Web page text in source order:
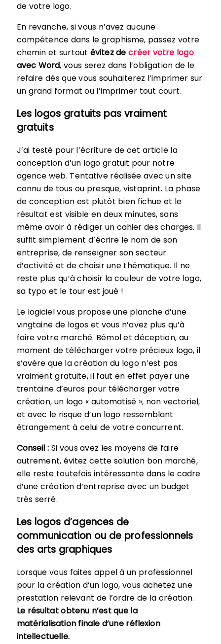
de votre logo.
En revanche, si vous n’avez aucune
compétence dans le graphisme, passez votre
chemin et surtout évitez decréer votre logo
avec Word, vous serez dans l’obligation de le
refaire dès que vous souhaiterez l’imprimer sur
un grand format ou l’imprimer tout court.
Les logos gratuits pas vraiment
gratuits
J’ai testé pour l’écriture de cet article la
conception d’un logo gratuit pour notre
agence web. Tentative réalisée avec un site
connu de tous ou presque, vistaprint. La phase
de conception est plutôt bien fichue et le
résultat est visible en deux minutes, sans
même avoir à rédiger un cahier des charges. Il
suffit simplement d’écrire le nom de son
entreprise, de renseigner son secteur
d’activité et de choisir une thématique. Il ne
reste plus qu’à choisir la couleur de votre logo,
sa typo et le tour est joué !
Le logiciel vous propose une planche d’une
vingtaine de logos et vous n’avez plus qu’à
faire votre marché. Bémol et déception, au
moment de télécharger votre précieux logo, il
s’avère que la création du logo n’est pas
vraiment gratuite, il faut en effet payer une
trentaine d’euros pour télécharger votre
création, un logo « automatisé », non vectoriel,
et avec le risque d’un logo ressemblant
étrangement à celui de votre concurrent.
Conseil : Si vous avez les moyens de faire
autrement, évitez cette solution bon marché,
elle reste toutefois intéressante dans le cadre
d’une création d’entreprise avec un budget
très serré.
Les logos d’agences de
communication ou de professionnels
des arts graphiques
Lorsque vous faites appel à un professionnel
pour la création d’un logo, vous achetez une
prestation relevant de l’ordre de la création.
Le résultat obtenu n’est que la
matérialisation finale d’une réflexion
intellectuelle.